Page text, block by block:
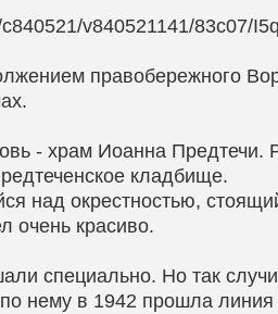
v840521141/83c07/
правобережного
- храм Иоанна Предтечи.
кладбище.
над окрестностью,
очень красиво.
специально. Но так
нему в 1942 прошла